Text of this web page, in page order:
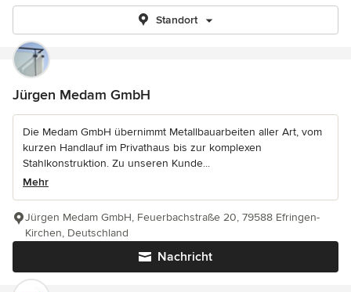
Standort
Jürgen Medam GmbH
Die Medam GmbH übernimmt Metallbauarbeiten aller Art, vom
kurzen Handlauf im Privathaus bis zur komplexen
Stahlkonstruktion. Zu unseren Kunde...
Mehr
Nachricht
Jürgen Medam GmbH, Feuerbachstraße 20, 79588 Efringen-
Kirchen, Deutschland